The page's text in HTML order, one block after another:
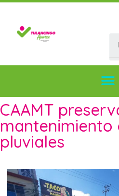
CAAMT
mantenimiento
pluviales